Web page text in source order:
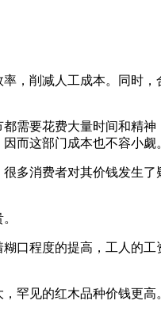
，削减人工成本。同时，
需要花费大量时间和精神
而这部门成本也不容小觑
多消费者对其价钱发生了
口程度的提高，工人的工
罕见的红木品种价钱更高